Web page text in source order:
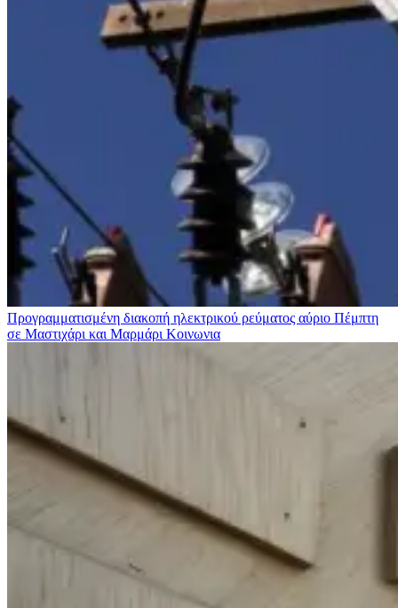
Προγραμματισμένη διακοπή ηλεκτρικού ρεύματος αύριο Πέμπτη
σε Μαστιχάρι και Μαρμάρι Κοινωνια